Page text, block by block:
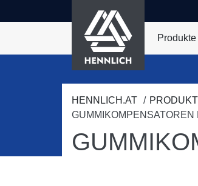
Produkte
HENNLICH.AT
GUMMIKOMPENSATOREN